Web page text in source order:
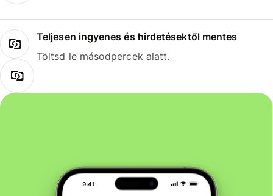
Teljesen ingyenes és hirdetésektől mentes
Töltsd le másodpercek alatt.